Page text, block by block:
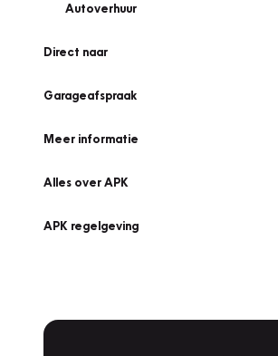
Autoverhuur
Direct naar
Garageafspraak
Meer informatie
Alles over APK
APK regelgeving